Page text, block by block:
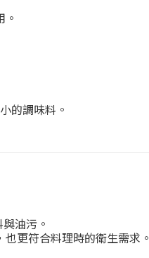
的調味料。
油污。
更符合料理時的衛生需求。